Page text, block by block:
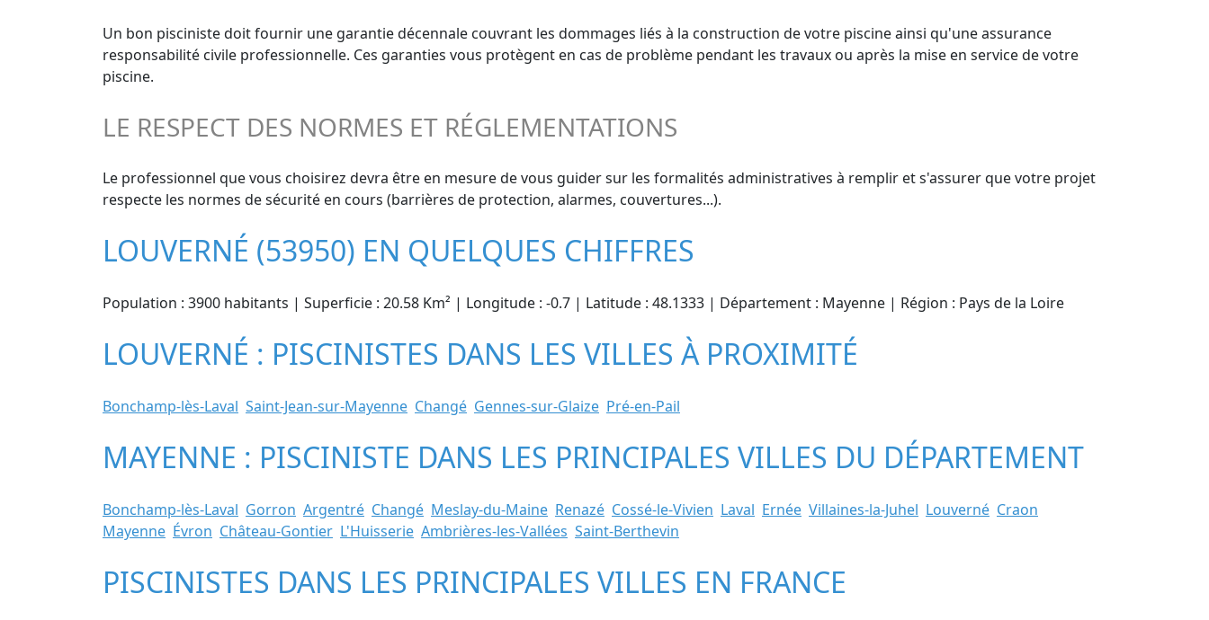
Un bon pisciniste doit fournir une garantie décennale couvrant les dommages liés à la construction de votre piscine ainsi qu'une assurance
responsabilité civile professionnelle. Ces garanties vous protègent en cas de problème pendant les travaux ou après la mise en service de votre
piscine.
LE RESPECT DES NORMES ET RÉGLEMENTATIONS
Le professionnel que vous choisirez devra être en mesure de vous guider sur les formalités administratives à remplir et s'assurer que votre projet
respecte les normes de sécurité en cours (barrières de protection, alarmes, couvertures...).
LOUVERNÉ (53950) EN QUELQUES CHIFFRES
Population : 3900 habitants | Superficie : 20.58 Km² | Longitude : -0.7 | Latitude : 48.1333 | Département : Mayenne | Région : Pays de la Loire
LOUVERNÉ : PISCINISTES DANS LES VILLES À PROXIMITÉ
Bonchamp-lès-Laval Saint-Jean-sur-Mayenne Changé Gennes-sur-Glaize Pré-en-Pail
MAYENNE : PISCINISTE DANS LES PRINCIPALES VILLES DU DÉPARTEMENT
Bonchamp-lès-Laval Gorron Argentré Changé Meslay-du-Maine Renazé Cossé-le-Vivien Laval Ernée Villaines-la-Juhel Louverné Craon
Mayenne Évron Château-Gontier L'Huisserie Ambrières-les-Vallées Saint-Berthevin
PISCINISTES DANS LES PRINCIPALES VILLES EN FRANCE